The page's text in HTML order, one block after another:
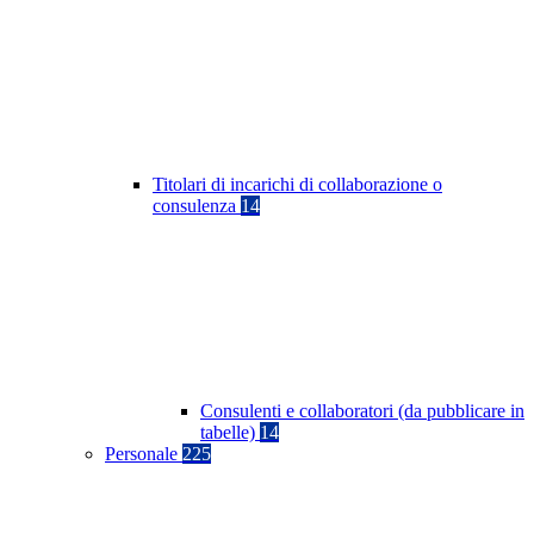
Titolari di incarichi di collaborazione o
consulenza 14
Consulenti e collaboratori (da pubblicare in
tabelle) 14
Personale 225